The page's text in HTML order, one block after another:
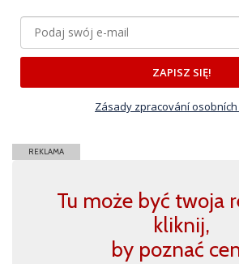
ZAPISZ SIĘ!
Zásady zpracování
REKLAMA
Tu może być twoja
kliknij,
by poznać